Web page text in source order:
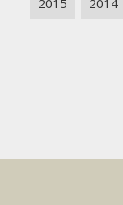
2015 2014